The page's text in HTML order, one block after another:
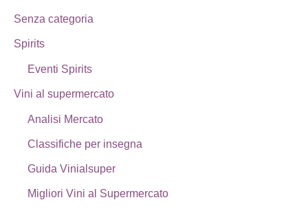
Senza categoria
Spirits
Eventi Spirits
Vini al supermercato
Analisi Mercato
Classifiche per insegna
Guida Vinialsuper
Migliori Vini al Supermercato